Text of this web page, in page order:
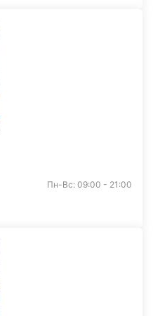
Пн-Вс: 09:00 - 21:00